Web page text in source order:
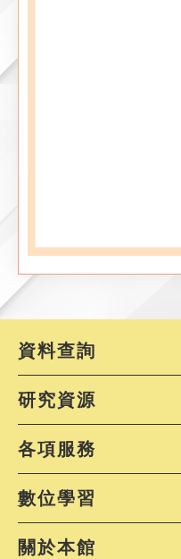
資料查詢
研究資源
各項服務
數位學習
關於本館